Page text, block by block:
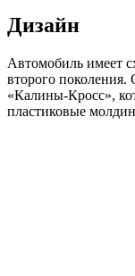
Дизайн
Автомобиль имеет
второго поколения.
«Калины-Кросс»,
пластиковые